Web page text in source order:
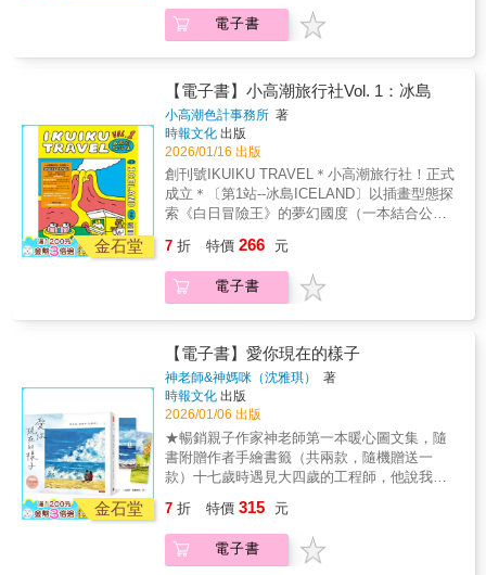
市日常的攝影風景，讓想像與現實溫柔交會。
小蝸貓輕輕地出現在熟悉的街景、天空與生活
片刻之中，使讀者在閱讀時產生強烈的共鳴
感，彷彿這份陪伴真的存在於自己的日常裡。
圖像與文字彼此留白，營造出舒適、緩慢的閱
讀節奏。療癒人心的陪伴感故事沒有強烈的情
節推進，也不試圖告訴讀者「應該怎麼做」。
它只是溫柔地提醒我們：可以停下來喘口氣，
可以什麼都不做。你不需要立刻變好，也不必
變得更努力，「你已經夠好了。」允許自己短
暫地柔軟下來，在任何狀態裡，都被好好接
住。規格：17 x 23 x 1cm / 精裝 / 全彩 / 無注
音。
寸：297×420MM）～「公路旅行環冰島～沒有
行程、不趕景點，全靠小高潮宇宙～自由～導
屋、陰莖博物館、傑古沙龍冰河湖、龍蝦鎮、
惠爾火山口、極光……■ 冰島旅遊汁訊圖鑑冰
島地圖、旅行小物、住宿、吃喝、教堂、泡溫
泉、設計小店、美術館、燈塔、動物
PAPAPA……■ 歡迎登上小高潮旅行社首發車--
IKUIKU ICELANDPOV：你想像的冰島只有極
光和溫泉嗎？跟著色長去旅行，這是一趟多重
高潮的公路之旅！→ 除了朝聖《白日夢冒險
王》場景、爬冰川、登火山……還有～◢ 逛美
直擊冰島動物PAPAPA→ 這更是一場用插畫設
計與漫畫拼貼出的「冰島之旅」刊物--～貼腥安
排～特別收錄！◢ 35篇公路旅行漫畫◢ 上百個
旅行汁訊景點圖鑑～細腥繪製～加強推播！◢
旅行海報的構圖感◢ 設計雜誌的編排感◢ 美美
圖鑑的收藏感每一頁都是視覺享受的紙上旅
行，讓我們一休尼??！??！冰島！■ 次回預告
《小高潮旅行社》為系列刊物，「每季」帶你
出發一個北歐國家或城市～第2站--瑞典 | 一頁
頁IKEA型錄的生活提案 第3站--哥本哈根 | 逛一
本丹麥設計雜誌 第4站--赫爾辛基 | 一本關於芬
蘭攝影集 第5站--奧斯陸 | 一間奧斯陸博物館圖
鑑
電子書
金石堂
【電子書】小高潮旅行社Vol. 1：冰島
小高潮色計事務所 著
時報文化 出版
2026/01/16 出版
創刊號IKUIKU TRAVEL＊小高潮旅行社！正式
成立＊〔第1站--冰島ICELAND〕以插畫型態探
索《白日冒險王》的夢幻國度（一本結合公路
的腥 加碼贈～雷克雅維克彩色小屋 海報（尺
寸：297×420MM）～「公路旅行環冰島～沒有
行程、不趕景點，全靠小高潮宇宙～自由～導
屋、陰莖博物館、傑古沙龍冰河湖、龍蝦鎮、
惠爾火山口、極光……■ 冰島旅遊汁訊圖鑑冰
島地圖、旅行小物、住宿、吃喝、教堂、泡溫
泉、設計小店、美術館、燈塔、動物
PAPAPA……■ 歡迎登上小高潮旅行社首發車--
IKUIKU ICELANDPOV：你想像的冰島只有極
光和溫泉嗎？跟著色長去旅行，這是一趟多重
高潮的公路之旅！→ 除了朝聖《白日夢冒險
王》場景、爬冰川、登火山……還有～◢ 逛美
直擊冰島動物PAPAPA→ 這更是一場用插畫設
計與漫畫拼貼出的「冰島之旅」刊物--～貼腥安
7 折 特價 266 元
電子書
金石堂
【電子書】愛你現在的樣子
神老師&神媽咪（沈雅琪）
著
時報文化 出版
2026/01/06 出版
★暢銷親子作家神老師第一本暖心圖文集，隨
書附贈作者手繪書籤（共兩款，隨機贈送一
款）十七歲時遇見大四歲的工程師，他說我是
熟。三十年來，一起攜手走過人生中的風風雨
雨，經歷了無數考驗--我們，依舊是彼此心中最
喜歡的模樣。
7 折 特價 315 元
電子書